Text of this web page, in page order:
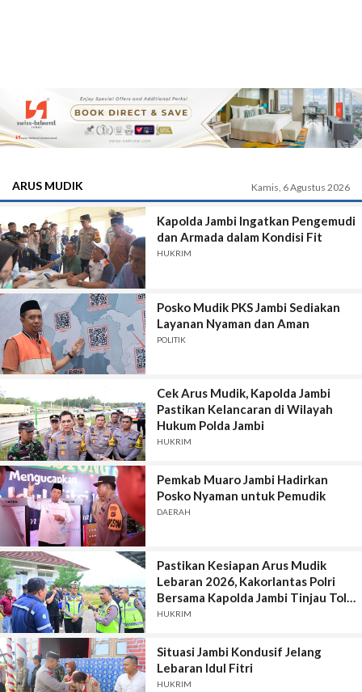
ARUS MUDIK Kamis, 6 Agustus 2026
Kapolda Jambi Ingatkan Pengemudi
dan Armada dalam Kondisi Fit
HUKRIM
Posko Mudik PKS Jambi Sediakan
Layanan Nyaman dan Aman
POLITIK
Cek Arus Mudik, Kapolda Jambi
Pastikan Kelancaran di Wilayah
Hukum Polda Jambi
HUKRIM
Pemkab Muaro Jambi Hadirkan
Posko Nyaman untuk Pemudik
DAERAH
Pastikan Kesiapan Arus Mudik
Lebaran 2026, Kakorlantas Polri
Bersama Kapolda Jambi Tinjau Tol
Bayung Lencir–Tempino
HUKRIM
Situasi Jambi Kondusif Jelang
Lebaran Idul Fitri
HUKRIM